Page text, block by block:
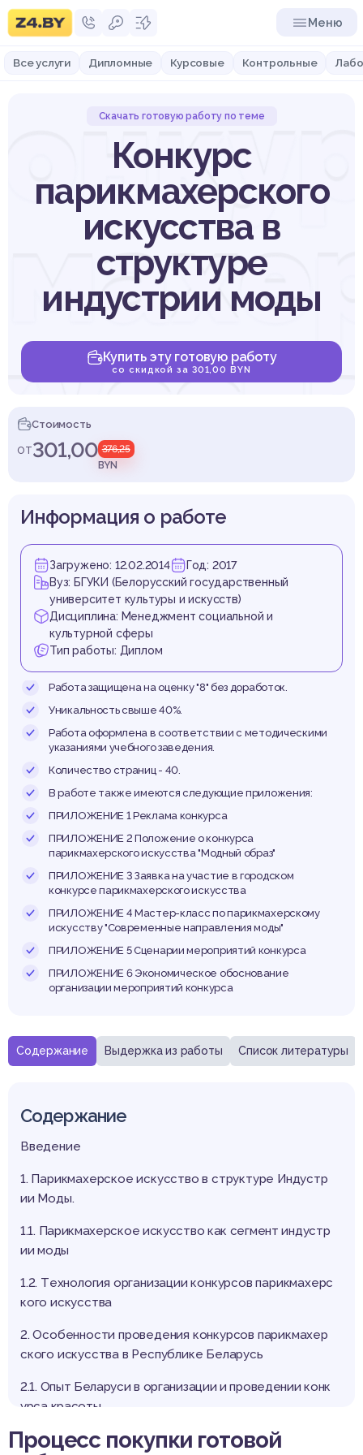
Меню
Все услуги Дипломные Курсовые Контрольные
Скачать готовую работу по теме
Конкурс
парикмахерского
искусства в
структуре
индустрии моды
Купить эту готовую работу
со скидкой за 301,00 BYN
Стоимость
от301,00 376,25
BYN
Содержание Выдержка из работы Список литературы
Содержание
Введение
1. Парикмахерское искусство в структуре Индустр
ии Моды.
1.1. Парикмахерское искусство как сегмент индустр
ии моды
1.2. Tехнология организации конкурсов парикмахерс
кого искусства
2. Особенности проведения конкурсов парикмахер
ского искусства в Республике Беларусь
2.1. Опыт Беларуси в организации и проведении конк
урса красоты
2.2. Оригинальный проект - конкурс парикмахерског
Информация о работе
Загружено: 12.02.2014
Год: 2017
Вуз: БГУКИ (Белорусский государственный
университет культуры и искусств)
Дисциплина: Менеджмент социальной и
культурной сферы
Тип работы: Диплом
Работа защищена на оценку "8" без доработок.
Уникальность свыше 40%.
Работа оформлена в соответствии с методическими
указаниями учебного заведения.
Количество страниц - 40.
В работе также имеются следующие приложения:
ПРИЛОЖЕНИЕ 1 Реклама конкурса
ПРИЛОЖЕНИЕ 2 Положение о конкурса
парикмахерского искусства "Модный образ"
ПРИЛОЖЕНИЕ 3 Заявка на участие в городском
конкурсе парикмахерского искусства
ПРИЛОЖЕНИЕ 4 Мастер-класс по парикмахерскому
искусству "Современные направления моды"
ПРИЛОЖЕНИЕ 5 Сценарии мероприятий конкурса
ПРИЛОЖЕНИЕ 6 Экономическое обоснование
организации мероприятий конкурса
Процесс покупки готовой